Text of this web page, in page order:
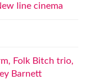
line cinema
Folk Bitch trio,
Barnett